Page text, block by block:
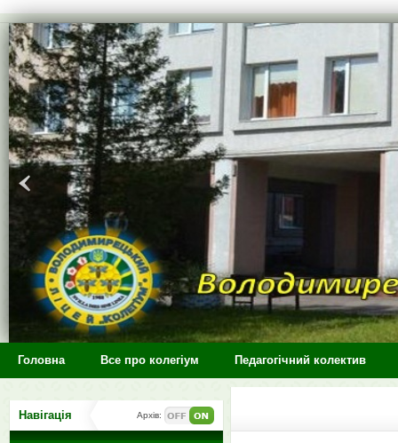
>
Головна Все про колегіум Педагогічний колектив
Навігація Архів: